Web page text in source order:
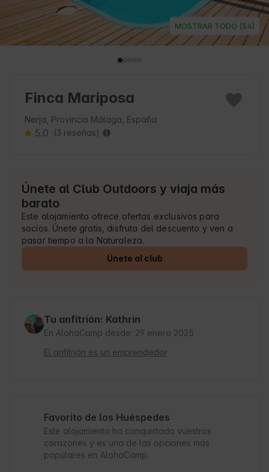
MOSTRAR TODO (54)
Finca Mariposa
Nerja, Provincia Málaga, España
5.0 (3 reseñas)
Únete al Club Outdoors y viaja más
barato
Este alojamiento ofrece ofertas exclusivos para
socios. Únete gratis, disfruta del descuento y ven a
pasar tiempo a la Naturaleza.
Únete al club
Tu anfitrión: Kathrin
En AlohaCamp desde: 29 enero 2025
El anfitrión es un emprendedor
Favorito de los Huéspedes
Este alojamiento ha conquistado vuestros
corazones y es una de las opciones más
populares en AlohaCamp.